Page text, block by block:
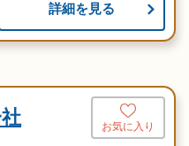
詳細を見る
お気に入り